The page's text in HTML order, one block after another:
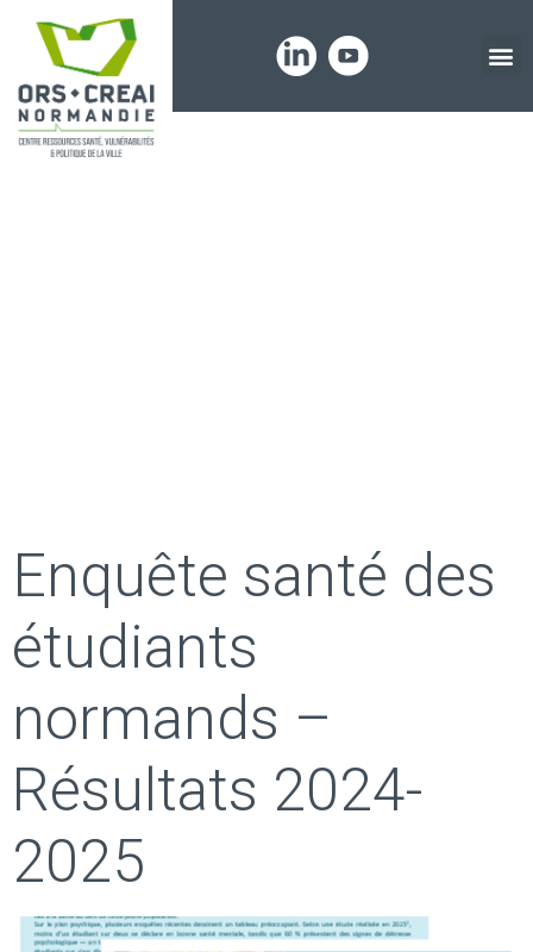
Thématiques :
Enquête santé des
étudiants
normands –
Résultats 2024-
2025
Panneau de gestion des cookies